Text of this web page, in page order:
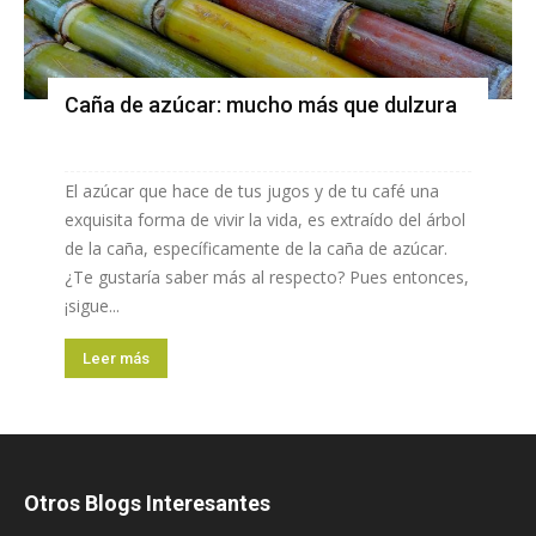
Caña de azúcar: mucho más que dulzura
El azúcar que hace de tus jugos y de tu café una
exquisita forma de vivir la vida, es extraído del árbol
de la caña, específicamente de la caña de azúcar.
¿Te gustaría saber más al respecto? Pues entonces,
¡sigue...
Leer más
Otros Blogs Interesantes